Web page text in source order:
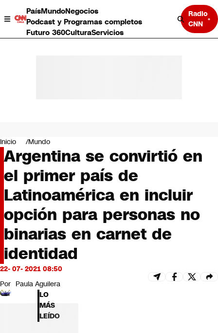
PaísMundoNegocios
Podcast y Programas completos
Futuro 360CulturaServicios
Radio
CNN
Negocios
Deportes
Programas completos
Cultura
Servicios
Bits
CNN Data
CNN tiempo
Futuro 360
Opinión
Inicio Mundo
Argentina se convirtió en
el primer país de
Latinoamérica en incluir
opción para personas no
binarias en carnet de
identidad
22- 07- 2021 08:50
Por Paula Aguilera
LO
MÁS
LEÍDO